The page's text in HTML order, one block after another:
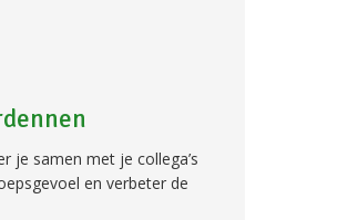
je samen met je collega’s
en verbeter de